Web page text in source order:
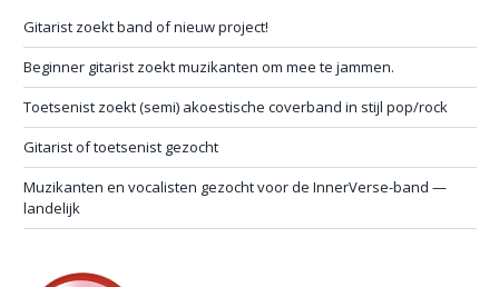
Gitarist zoekt band of nieuw project!
Beginner gitarist zoekt muzikanten om mee te jammen.
Toetsenist zoekt (semi) akoestische coverband in stijl pop/rock
Gitarist of toetsenist gezocht
Muzikanten en vocalisten gezocht voor de InnerVerse-band —
landelijk